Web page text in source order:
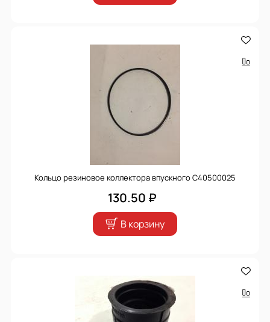
Кольцо резиновое коллектора впускного С40500025
130.50 ₽
В корзину